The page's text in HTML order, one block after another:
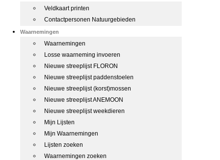
Veldkaart printen
Contactpersonen Natuurgebieden
Waarnemingen
Waarnemingen
Losse waarneming invoeren
Nieuwe streeplijst FLORON
Nieuwe streeplijst paddenstoelen
Nieuwe streeplijst (korst)mossen
Nieuwe streeplijst ANEMOON
Nieuwe streeplijst weekdieren
Mijn Lijsten
Mijn Waarnemingen
Lijsten zoeken
Waarnemingen zoeken